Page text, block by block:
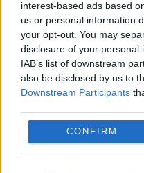
interest-based ads based
us or personal information
your opt-out. You may
disclosure of your personal
IAB’s list of downstream
also be disclosed by us to
Downstream Participants
CONFIRM
Tensiunile din